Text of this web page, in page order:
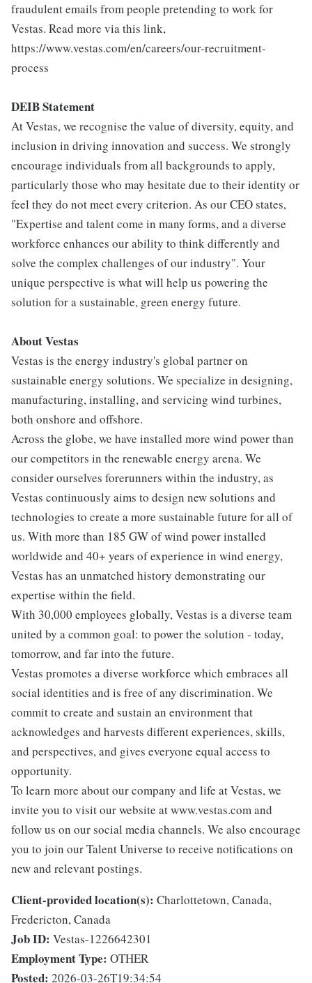
fraudulent emails from people pretending to work for
Vestas. Read more via this link,
https://www.vestas.com/en/careers/our-recruitment-
process
DEIB Statement
At Vestas, we recognise the value of diversity, equity, and
inclusion in driving innovation and success. We strongly
encourage individuals from all backgrounds to apply,
particularly those who may hesitate due to their identity or
feel they do not meet every criterion. As our CEO states,
"Expertise and talent come in many forms, and a diverse
workforce enhances our ability to think differently and
solve the complex challenges of our industry". Your
unique perspective is what will help us powering the
solution for a sustainable, green energy future.
About Vestas
Vestas is the energy industry's global partner on
sustainable energy solutions. We specialize in designing,
manufacturing, installing, and servicing wind turbines,
both onshore and offshore.
Across the globe, we have installed more wind power than
our competitors in the renewable energy arena. We
consider ourselves forerunners within the industry, as
Vestas continuously aims to design new solutions and
technologies to create a more sustainable future for all of
us. With more than 185 GW of wind power installed
worldwide and 40+ years of experience in wind energy,
Vestas has an unmatched history demonstrating our
expertise within the field.
With 30,000 employees globally, Vestas is a diverse team
united by a common goal: to power the solution - today,
tomorrow, and far into the future.
Vestas promotes a diverse workforce which embraces all
social identities and is free of any discrimination. We
commit to create and sustain an environment that
acknowledges and harvests different experiences, skills,
and perspectives, and gives everyone equal access to
opportunity.
To learn more about our company and life at Vestas, we
invite you to visit our website at www.vestas.com and
follow us on our social media channels. We also encourage
you to join our Talent Universe to receive notifications on
new and relevant postings.
Client-provided location(s): Charlottetown, Canada,
Fredericton, Canada
Job ID: Vestas-1226642301
Employment Type: OTHER
Posted: 2026-03-26T19:34:54